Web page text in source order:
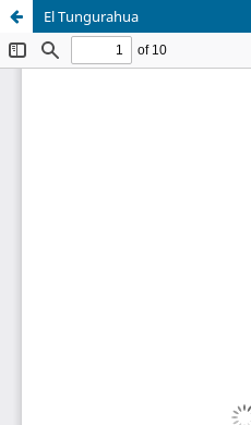
El Tungurahua